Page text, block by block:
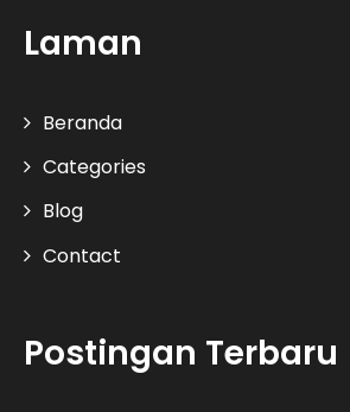
Laman
Beranda
Categories
Blog
Contact
Postingan Terbaru